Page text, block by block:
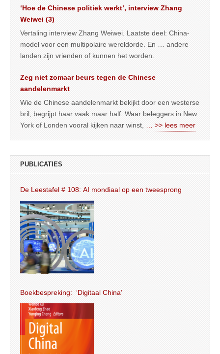
‘Hoe de Chinese politiek werkt’, interview Zhang
Weiwei (3)
Vertaling interview Zhang Weiwei. Laatste deel: China-
model voor een multipolaire wereldorde. En … andere
landen zijn vrienden of kunnen het worden.
Zeg niet zomaar beurs tegen de Chinese
aandelenmarkt
Wie de Chinese aandelenmarkt bekijkt door een westerse
bril, begrijpt haar vaak maar half. Waar beleggers in New
York of Londen vooral kijken naar winst,
… >> lees meer
PUBLICATIES
De Leestafel # 108: AI mondiaal op een tweesprong
Boekbespreking: ‘Digitaal China’